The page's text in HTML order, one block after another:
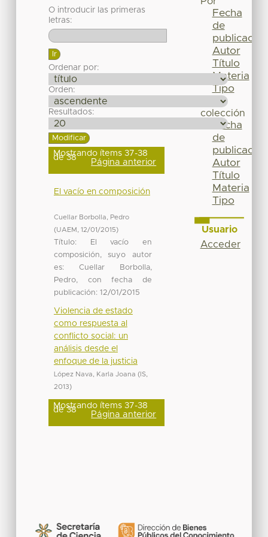
O introducir las primeras
letras:
Ordenar por:
Orden:
Resultados:
Mostrando ítems 37-38
de 38 Página anterior
El vacío en composición
Cuellar Borbolla, Pedro
(UAEM 12/01/2015)
Título: El vacío en
composición, suyo autor
es: Cuellar Borbolla,
Pedro, con fecha de
publicación: 12/01/2015
Violencia de estado
como respuesta al
conflicto social: un
análisis desde el
enfoque de la justicia
López Nava, Karla Joana (IS,
2013)
Mostrando ítems 37-38
de 38 Página anterior
Fecha
de
publicación
Autor
Título
Materia
Tipo
colección
Fecha
de
publicación
Autor
Título
Materia
Tipo
Usuario
Acceder